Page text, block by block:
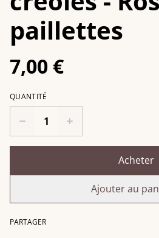
paillettes
7,00 €
QUANTITÉ
Acheter
Ajouter au
PARTAGER